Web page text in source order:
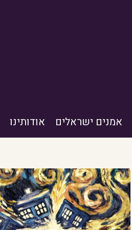
אמנים ישראלים אודותינו